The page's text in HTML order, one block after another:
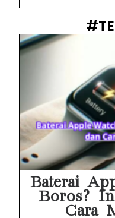
Baterai
Boros?
Cara